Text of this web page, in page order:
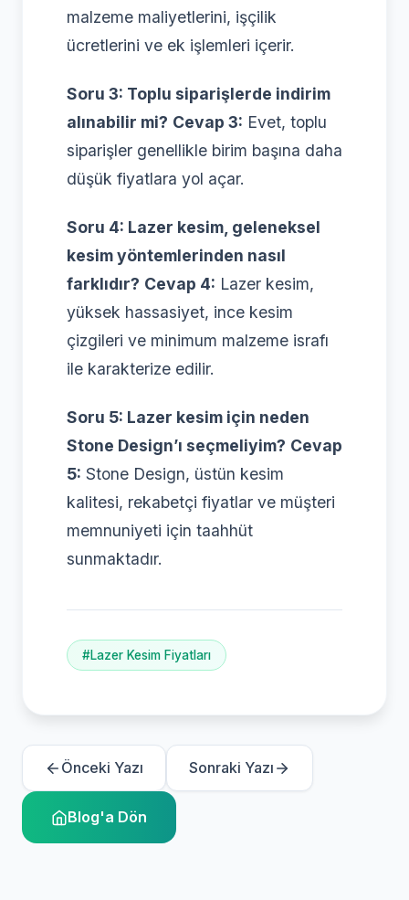
malzeme maliyetlerini, işçilik
ücretlerini ve ek işlemleri içerir.
Soru 3: Toplu siparişlerde indirim
alınabilir mi? Cevap 3: Evet, toplu
siparişler genellikle birim başına daha
düşük fiyatlara yol açar.
Soru 4: Lazer kesim, geleneksel
kesim yöntemlerinden nasıl
farklıdır? Cevap 4: Lazer kesim,
yüksek hassasiyet, ince kesim
çizgileri ve minimum malzeme israfı
ile karakterize edilir.
Soru 5: Lazer kesim için neden
Stone Design’ı seçmeliyim? Cevap
5: Stone Design, üstün kesim
kalitesi, rekabetçi fiyatlar ve müşteri
memnuniyeti için taahhüt
sunmaktadır.
#Lazer Kesim Fiyatları
Önceki Yazı Sonraki Yazı
Blog'a Dön